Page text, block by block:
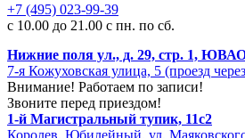
+7 (495) 023-99-39
с 10.00 до 21.00 с пн. по сб.
Нижние поля ул., д. 29, стр. 1,
7-я Кожуховская улица, 5 (проезд
Внимание! Работаем по записи!
Звоните перед приездом!
1-й Магистральный тупик, 11с2
Королев, Юбилейный, ул.